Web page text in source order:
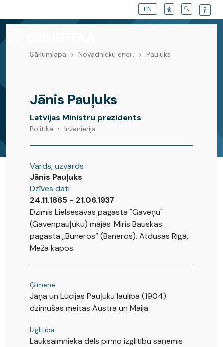
EN
Novadnieku enciklopēdija
Sākumlapa Novadnieku enci.. Pauļuks
Jānis Pauļuks
Latvijas Ministru prezidents
Politika Inženierija
Vārds, uzvārds
Jānis Pauļuks
Dzīves dati
24.11.1865 - 21.06.1937
Dzimis Lielsesavas pagasta "Gaveņu"
(Gavenpauļuku) mājās. Miris Bauskas
pagasta „Buneros” (Baneros). Atdusas Rīgā,
Meža kapos.
Ģimene
Jāņa un Lūcijas Pauļuku laulībā (1904)
dzimušas meitas Austra un Maija.
Izglītība
Lauksaimnieka dēls pirmo izglītību saņēmis